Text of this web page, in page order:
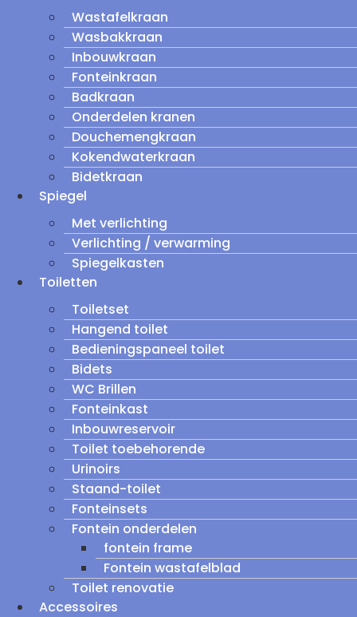
Wastafelkraan
Wasbakkraan
Inbouwkraan
Fonteinkraan
Badkraan
Onderdelen kranen
Douchemengkraan
Kokendwaterkraan
Bidetkraan
Spiegel
Met verlichting
Verlichting / verwarming
Spiegelkasten
Toiletten
Toiletset
Hangend toilet
Bedieningspaneel toilet
Bidets
WC Brillen
Fonteinkast
Inbouwreservoir
Toilet toebehorende
Urinoirs
Staand-toilet
Fonteinsets
Fontein onderdelen
fontein frame
Fontein wastafelblad
Toilet renovatie
Accessoires